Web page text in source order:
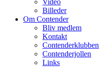
Video
Billeder
Om Contender
Bliv medlem
Kontakt
Contenderklubben
Contenderjollen
Links